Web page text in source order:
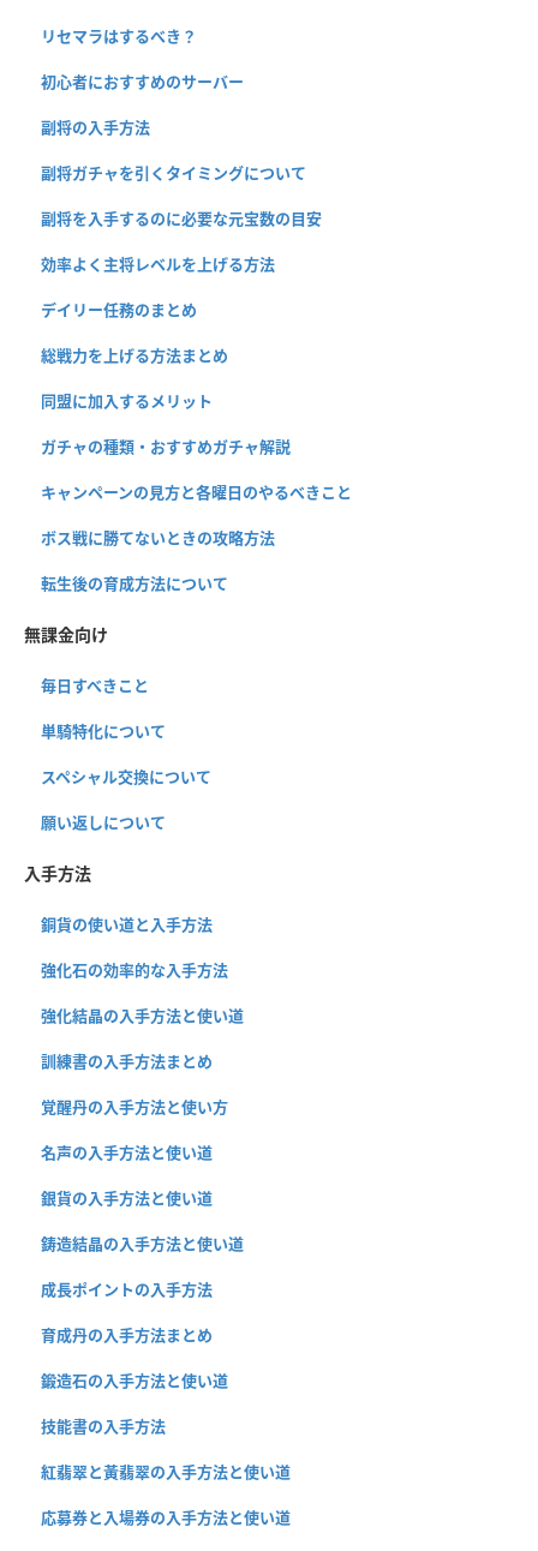
リセマラはするべき？
初心者におすすめのサーバー
副将の入手方法
副将ガチャを引くタイミングについて
副将を入手するのに必要な元宝数の目安
効率よく主将レベルを上げる方法
デイリー任務のまとめ
総戦力を上げる方法まとめ
同盟に加入するメリット
ガチャの種類・おすすめガチャ解説
キャンペーンの見方と各曜日のやるべきこと
ボス戦に勝てないときの攻略方法
転生後の育成方法について
無課金向け
毎日すべきこと
単騎特化について
スペシャル交換について
願い返しについて
入手方法
銅貨の使い道と入手方法
強化石の効率的な入手方法
強化結晶の入手方法と使い道
訓練書の入手方法まとめ
覚醒丹の入手方法と使い方
名声の入手方法と使い道
銀貨の入手方法と使い道
鋳造結晶の入手方法と使い道
成長ポイントの入手方法
育成丹の入手方法まとめ
鍛造石の入手方法と使い道
技能書の入手方法
紅翡翠と黃翡翠の入手方法と使い道
応募券と入場券の入手方法と使い道